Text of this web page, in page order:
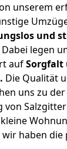
unserem
und
legen
aufSorgfalt
Die Qualität
uns zu
Salzgitter
haben die